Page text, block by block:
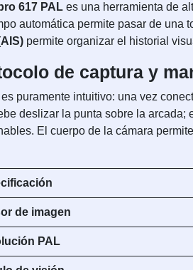
617 PAL es una herramienta de
automática permite pasar de una
permite organizar el historial
de captura y
puramente intuitivo: una vez
deslizar la punta sobre la arcada;
El cuerpo de la cámara
de imagen
PAL